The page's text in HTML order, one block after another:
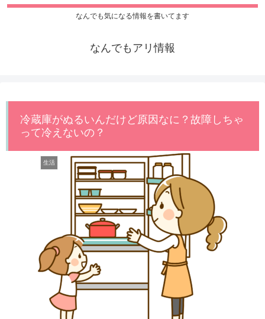
なんでも気になる情報を書いてます
なんでもアリ情報
冷蔵庫がぬるいんだけど原因なに？故障しちゃ
って冷えないの？
生活